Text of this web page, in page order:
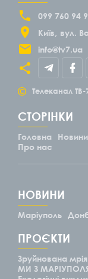
099 760 94
Київ
вул.
info@tv7.ua
© Телеканал ТВ-
СТОРІНКИ
Головна Новини
Про нас
НОВИНИ
Маріуполь
ПРОЄКТИ
Зруйнована мрія
МИ З